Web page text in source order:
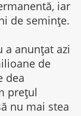
iar
de semințe.
a anunțat azi
de
dea
prețul
nu mai stea